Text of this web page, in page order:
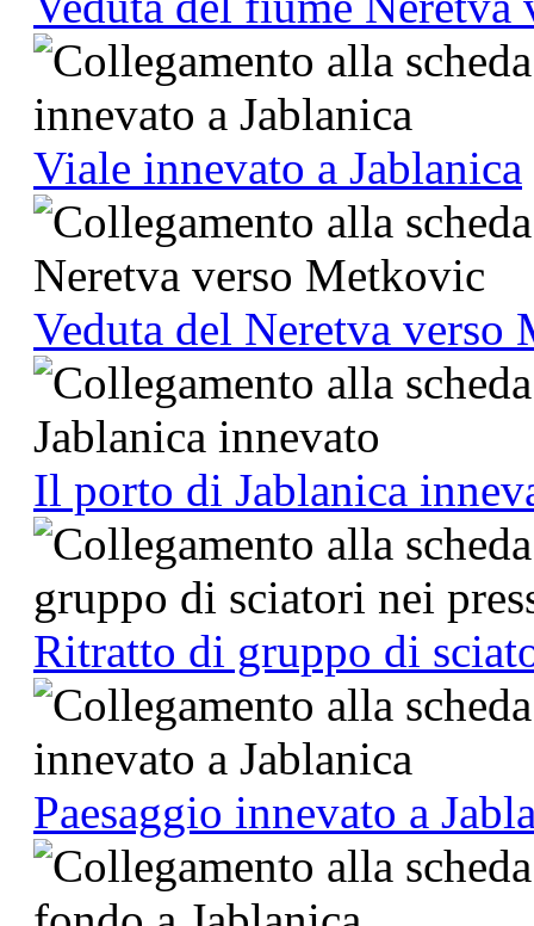
Viale innevato a Jablanica
Veduta del Neretva verso
Il porto di Jablanica
Ritratto di gruppo di
Paesaggio innevato a